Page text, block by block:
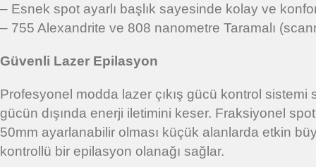
– Esnek spot ayarlı başlık sayesinde kolay ve
– 755 Alexandrite ve 808 nanometre Taramalı
Güvenli Lazer Epilasyon
Profesyonel modda lazer çıkış gücü kontrol sistemi
gücün dışında enerji iletimini keser. Fraksiyonel
50mm ayarlanabilir olması küçük alanlarda etkin
kontrollü bir epilasyon olanağı sağlar.